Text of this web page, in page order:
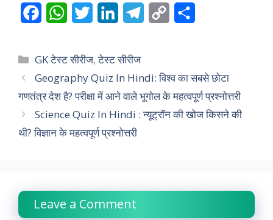
c
e
b
o
o
W
a
t
s
A
p
i
t
t
e
r
n
k
e
d
I
e
g
r
y
L
i
r
e
Categories
GK टेस्ट सीरीज,टेस्ट सीरीज
Geography Quiz In Hindi: विश्व का सबसे छोटा
गणतंत्र देश है? परीक्षा में आने वाले भूगोल के महत्वपूर्ण प्रश्नोत्तरी
Science Quiz In Hindi : न्यूट्रॉन की खोज किसने की
थी? विज्ञान के महत्वपूर्ण प्रश्नोत्तरी
Leave a Comment